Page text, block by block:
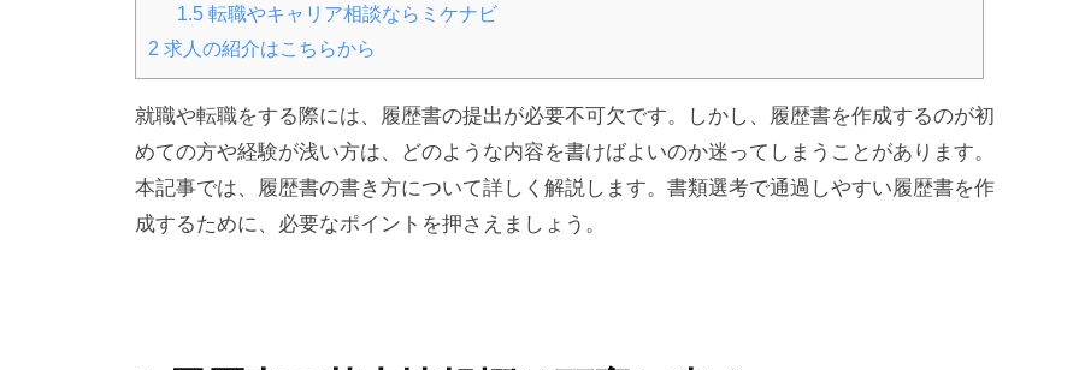
1.5 転職やキャリア相談ならミケナビ
2 求人の紹介はこちらから
就職や転職をする際には、履歴書の提出が必要不可欠です。しかし、履歴書を作成するのが初
めての方や経験が浅い方は、どのような内容を書けばよいのか迷ってしまうことがあります。
本記事では、履歴書の書き方について詳しく解説します。書類選考で通過しやすい履歴書を作
成するために、必要なポイントを押さえましょう。